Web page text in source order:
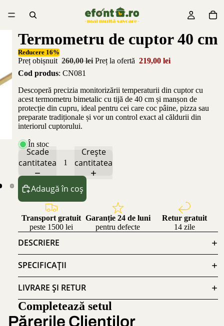
Termometru de cuptor 40 cm
Reducere 16%
Preț obișnuit 260,00 lei Preț la ofertă 219,00 lei
Cod produs: CN081
Descoperă precizia monitorizării temperaturii din cuptor cu
acest termometru bimetalic cu tijă de 40 cm și manșon de
protecție din cupru, ideal pentru cei care coc pâine, pizza sau
preparate tradiționale și vor un control exact al căldurii din
interiorul cuptorului.
În stoc
Scade
cantitatea
Crește
cantitatea
Adaugă în coș
Transport gratuit
peste 1500 lei
Garanție 24 de luni
pentru defecte
Retur gratuit
14 zile
DESCRIERE
SPECIFICAȚII
LIVRARE ȘI RETUR
Completează setul
Părerile Clienților